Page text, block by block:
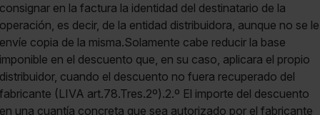
consignar en la factura la identidad del destinatario de la
operación, es decir, de la entidad distribuidora, aunque no se le
envíe copia de la misma.Solamente cabe reducir la base
imponible en el descuento que, en su caso, aplicara el propio
distribuidor, cuando el descuento no fuera recuperado del
fabricante (LIVA art.78.Tres.2º).2.º El importe del descuento
en una cuantía concreta que sea autorizado por el fabricante